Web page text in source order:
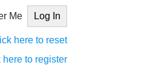
Me
here to reset
here to register